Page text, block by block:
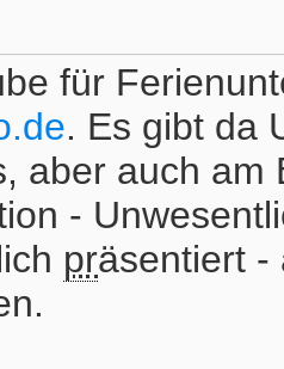
für
. Es gibt da
aber auch
-
präsentiert -